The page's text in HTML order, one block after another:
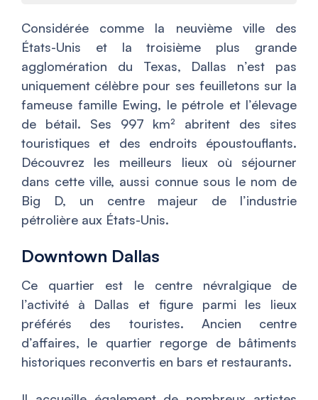
Considérée comme la neuvième ville des
États-Unis et la troisième plus grande
agglomération du Texas, Dallas n’est pas
uniquement célèbre pour ses feuilletons sur la
fameuse famille Ewing, le pétrole et l’élevage
de bétail. Ses 997 km² abritent des sites
touristiques et des endroits époustouflants.
Découvrez les meilleurs lieux où séjourner
dans cette ville, aussi connue sous le nom de
Big D, un centre majeur de l’industrie
pétrolière aux États-Unis.
Downtown Dallas
Ce quartier est le centre névralgique de
l’activité à Dallas et figure parmi les lieux
préférés des touristes. Ancien centre
d’affaires, le quartier regorge de bâtiments
historiques reconvertis en bars et restaurants.